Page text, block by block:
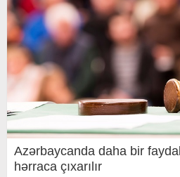
Azərbaycanda daha bir
hərraca çıxarılır